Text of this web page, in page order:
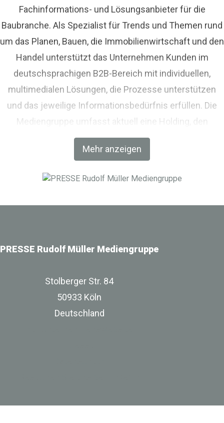
Mehr anzeigen
Fachinformations- und Lösungsanbieter für die
Baubranche. Als Spezialist für Trends und Themen rund
um das Planen, Bauen, die Immobilienwirtschaft und den
Handel unterstützt das Unternehmen Kunden im
deutschsprachigen B2B-Bereich mit individuellen,
multimedialen Lösungen, die Prozesse unterstützen
und das jeweilige Informationsbedürfnis erfüllen. Die
Mediengruppe umfasst aktuell eine Holding, den
Fachverlag RM Rudolf Müller Medien und mit der BIM
World MUNICH eine Netzwerkplattform für Akteure der
PRESSE Rudolf Müller Mediengruppe
Stolberger Str. 84
50933 Köln
Deutschland